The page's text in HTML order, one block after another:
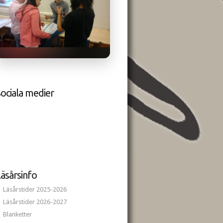
medier
Läsårstider 2025-2026
Läsårstider 2026-2027
Blanketter